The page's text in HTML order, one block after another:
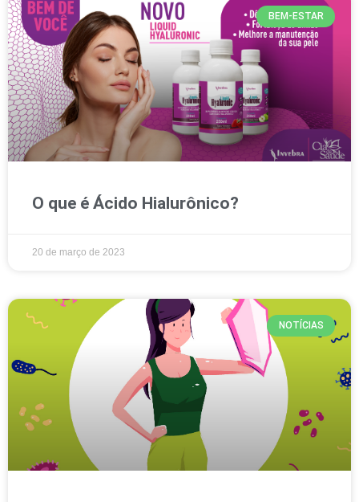
BEM-ESTAR
O que é Ácido Hialurônico?
20 de março de 2023
NOTÍCIAS